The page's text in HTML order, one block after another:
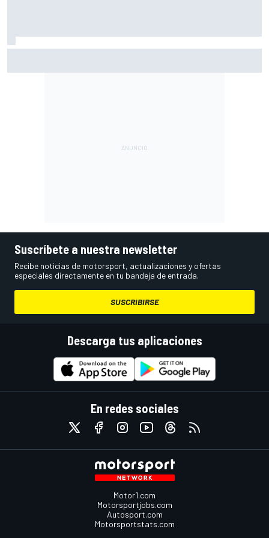
Suscríbete a nuestra newsletter
Recibe noticias de motorsport, actualizaciones y ofertas
especiales directamente en tu bandeja de entrada.
SUSCRIBIRSE
Descarga tus aplicaciones
En redes sociales
Motor1.com
Motorsportjobs.com
Autosport.com
Motorsportstats.com